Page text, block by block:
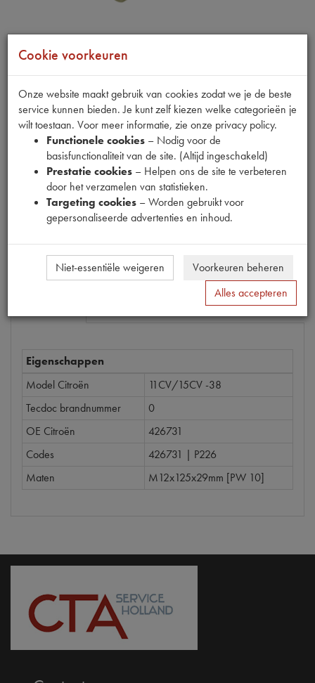
Productnummer
6540003
14,28 excl. btw
Dit product kan op dit moment niet besteld worden
Eigenschappen
Model Citroën
11CV/15CV -38
Tecdoc brandnummer
0
OE Citroën
426731
Codes
426731 | P226
Maten
M12x125x29mm [PW 10]
Cookie voorkeuren
Onze website maakt gebruik van cookies zodat we je de beste
service kunnen bieden. Je kunt zelf kiezen welke categorieën je
wilt toestaan. Voor meer informatie, zie onze privacy policy.
Functionele cookies – Nodig voor de
basisfunctionaliteit van de site. (Altijd ingeschakeld)
Prestatie cookies – Helpen ons de site te verbeteren
door het verzamelen van statistieken.
Targeting cookies – Worden gebruikt voor
gepersonaliseerde advertenties en inhoud.
Niet-essentiële weigeren
Voorkeuren beheren
Alles accepteren